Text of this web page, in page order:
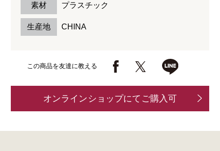
素材 プラスチック
生産地 CHINA
この商品を友達に教える
オンラインショップにてご購入可